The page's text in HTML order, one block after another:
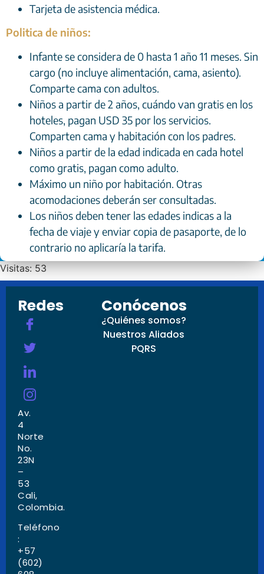
Tarjeta de asistencia médica
Politica de niños:
Infante se considera de 0 hasta 1 año 11 meses. Sin
cargo (no incluye alimentación, cama, asiento).
Comparte cama con adultos.
Niños a partir de 2 años, cuándo van gratis en los
hoteles, pagan USD 35 por los servicios.
Comparten cama y habitación con los padres.
Niños a partir de la edad indicada en cada hotel
como gratis, pagan como adulto.
Máximo un niño por habitación. Otras
acomodaciones deberán ser consultadas.
Los niños deben tener las edades indicas a la
fecha de viaje y enviar copia de pasaporte, de lo
contrario no aplicaría la tarifa.
Visitas: 53
Redes
Av.
4
Norte
No.
23N
–
53
Cali,
Colombia.
Teléfono
:
+57
(602)
Conócenos
¿Quiénes somos?
Nuestros Aliados
PQRS